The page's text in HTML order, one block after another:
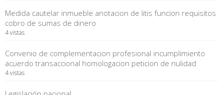
Medida cautelar inmueble anotacion de litis funcion requisitos
cobro de sumas de dinero
4 vistas
Convenio de complementacion profesional incumplimiento
acuerdo transaccional homologacion peticion de nulidad
4 vistas